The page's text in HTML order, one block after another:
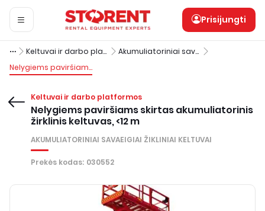
Prisijungti
Keltuvai ir darbo platformos
Akumuliatoriniai savaeigiai žikliniai keltuvai
Nelygiems paviršiams skirtas akumuliatorinis žirklinis keltuvas, <12 m
Keltuvai ir darbo platformos
Nelygiems paviršiams skirtas akumuliatorinis
žirklinis keltuvas, <12 m
AKUMULIATORINIAI SAVAEIGIAI ŽIKLINIAI KELTUVAI
Prekės kodas: 030552